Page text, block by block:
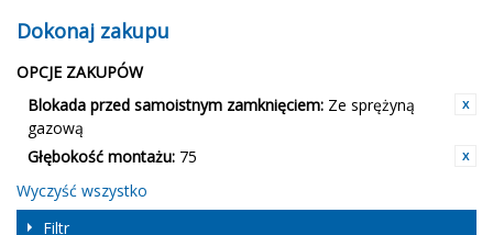
Dokonaj zakupu
OPCJE ZAKUPÓW
Blokada przed samoistnym zamknięciem: Ze sprężyną
gazową
Głębokość montażu: 75
Wyczyść wszystko
Filtr